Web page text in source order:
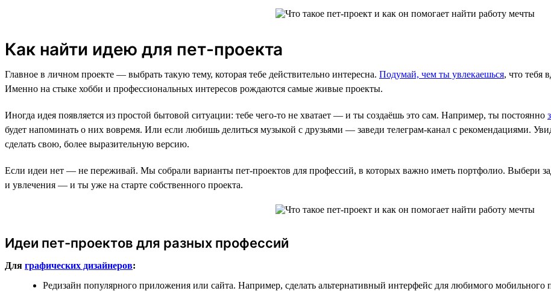
Как найти идею для пет-проекта
Главное в личном проекте — выбрать такую тему, которая тебе действительно интересна. Подумай, чем ты увлекаешься, что тебя
Именно на стыке хобби и профессиональных интересов рождаются самые живые проекты.
Иногда идея появляется из простой бытовой ситуации: тебе чего-то не хватает — и ты создаёшь это сам. Например, ты постоянно
будет напоминать о них вовремя. Или если любишь делиться музыкой с друзьями — заведи телеграм-канал с рекомендациями.
сделать свою, более выразительную версию.
Если идеи нет — не переживай. Мы собрали варианты пет-проектов для профессий, в которых важно иметь портфолио. Выбери
и увлечения — и ты уже на старте собственного проекта.
Идеи пет-проектов для разных профессий
Для графических дизайнеров:
Редизайн популярного приложения или сайта. Например, сделать альтернативный интерфейс для любимого